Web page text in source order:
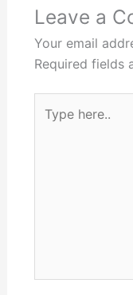
Leave a
Your email
Required fields
here..